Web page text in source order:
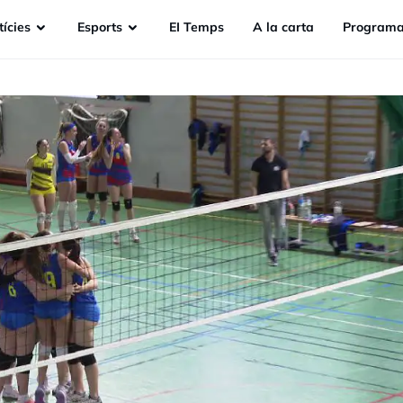
Esports EI Temps A la carta